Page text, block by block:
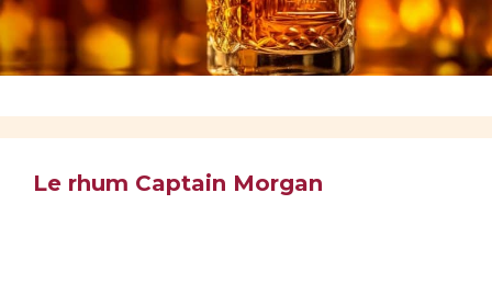
Le rhum Captain Morgan